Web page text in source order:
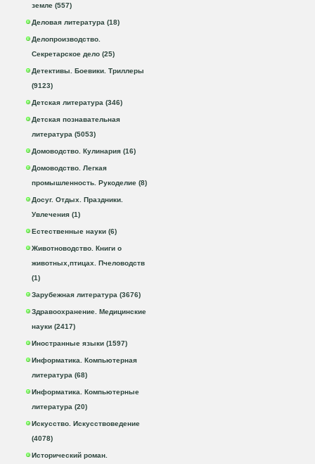
земле (557)
Деловая литература (18)
Делопроизводство.
Секретарское дело (25)
Детективы. Боевики. Триллеры
(9123)
Детская литература (346)
Детская познавательная
литература (5053)
Домоводство. Кулинария (16)
Домоводство. Легкая
промышленность. Рукоделие (8)
Досуг. Отдых. Праздники.
Увлечения (1)
Естественные науки (6)
Животноводство. Книги о
животных,птицах. Пчеловодств
(1)
Зарубежная литература (3676)
Здравоохранение. Медицинские
науки (2417)
Иностранные языки (1597)
Информатика. Компьютерная
литература (68)
Информатика. Компьютерные
литература (20)
Искусство. Искусствоведение
(4078)
Исторический роман.